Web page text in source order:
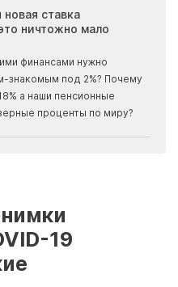
ставка
ничтожно мало
финансами нужно
знакомым под 2%? Почему
а наши пенсионные
проценты по миру?
19